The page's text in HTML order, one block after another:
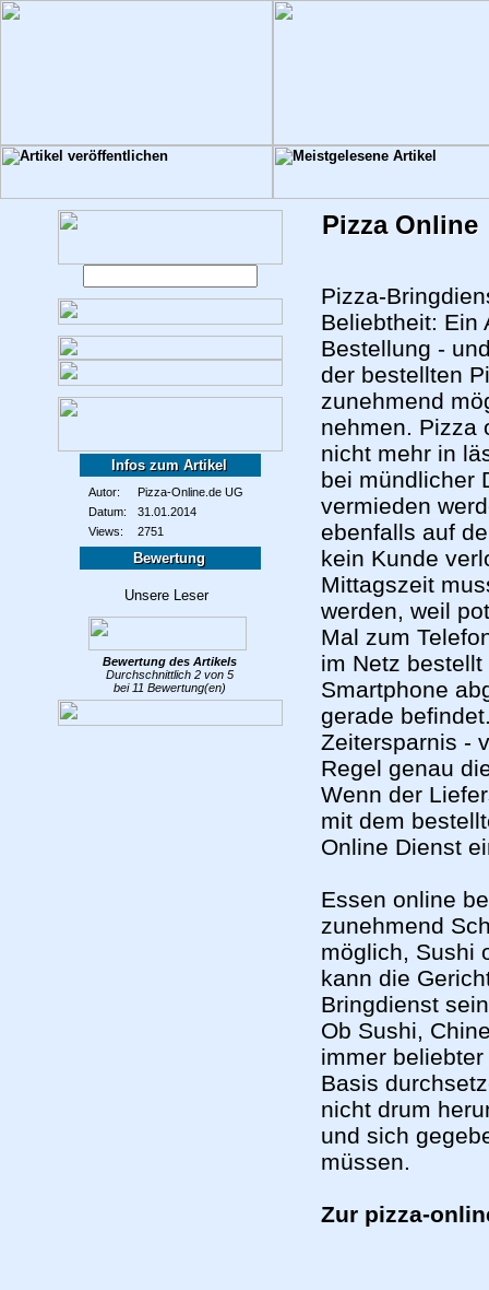
Infos zum Artikel
Autor:
Pizza-Online.de UG
Datum:
31.01.2014
Views:
2751
Bewertung
Bewertung des Artikels
Durchschnittlich 2 von 5
bei 11 Bewertung(en)
Pizza Online
Pizza-
Beliebtheit: Ein
Bestellung -
der bestellten
zunehmend
nehmen. Pizza
nicht mehr in
bei mündlicher
vermieden
ebenfalls auf
kein Kunde
Mittagszeit
werden, weil
Mal zum
im Netz
Smartphone
gerade
Zeitersparnis -
Regel genau
Wenn der
mit dem
Online Dienst
Essen online
zunehmend
möglich, Sushi
kann die
Bringdienst
Ob Sushi,
immer
Basis
nicht drum
und sich
müssen.
Zur pizza-